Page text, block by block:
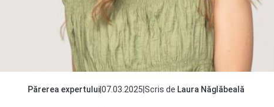
Părerea expertului|07.03.2025 Scris de Laura Năglăbeală